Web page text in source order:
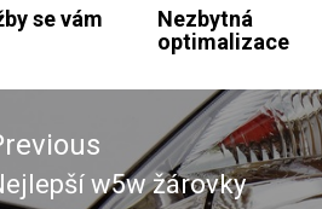
se vám
Nezbytná
optimalizace
w5w žárovky